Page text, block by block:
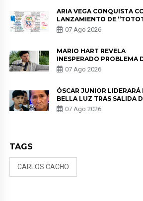
ARIA VEGA CONQUISTA
LANZAMIENTO DE
07 Ago 2026
MARIO HART REVELA
INESPERADO PROBLEMA
SALUD ANTES DE
KORINA: “ME
07 Ago 2026
ÓSCAR JUNIOR LIDERARÁ
BELLA LUZ TRAS SALIDA
PADRE POR POLÉMICA CON
NALDY SALDAÑA
07 Ago 2026
TAGS
CARLOS CACHO